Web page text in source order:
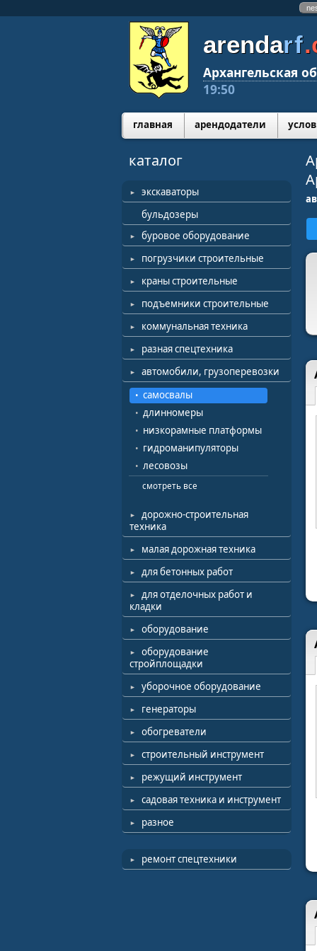
arendarf
Архангельская
19:50
главная арендодатели
каталог
экскаваторы
бульдозеры
буровое оборудование
погрузчики строительные
краны строительные
подъемники строительные
коммунальная техника
разная спецтехника
автомобили, грузоперевозки
самосвалы
длинномеры
низкорамные платформы
гидроманипуляторы
лесовозы
смотреть все
дорожно-строительная
техника
малая дорожная техника
для бетонных работ
для отделочных работ и
кладки
оборудование
оборудование
стройплощадки
уборочное оборудование
генераторы
обогреватели
строительный инструмент
режущий инструмент
садовая техника и инструмент
разное
ремонт спецтехники